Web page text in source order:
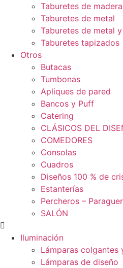
Taburetes de
Taburetes de metal
Taburetes de metal
Taburetes tapizados
Otros
Butacas
Tumbonas
Apliques de pared
Bancos y Puff
Catering
CLÁSICOS DEL
COMEDORES
Consolas
Cuadros
Diseños 100 % de
Estanterías
Percheros –
SALÓN
Iluminación
Lámparas colgantes
Lámparas de diseño